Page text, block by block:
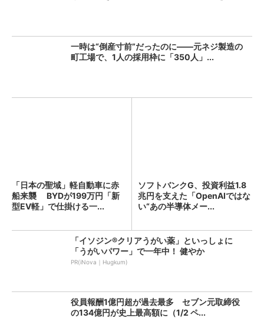
一時は“倒産寸前”だったのに――元ネジ製造の
町工場で、1人の採用枠に「350人」...
「日本の聖域」軽自動車に赤
船来襲 BYDが199万円「新
型EV軽」で仕掛ける一...
ソフトバンクG、投資利益1.8
兆円を支えた「OpenAIではな
い“あの半導体メー...
「イソジン®クリアうがい薬」といっしょに
「うがいパワー」で一年中！ 健やか
PR(iNova｜Hugkum)
役員報酬1億円超が過去最多 セブン元取締役
の134億円が史上最高額に（1/2 ペ...